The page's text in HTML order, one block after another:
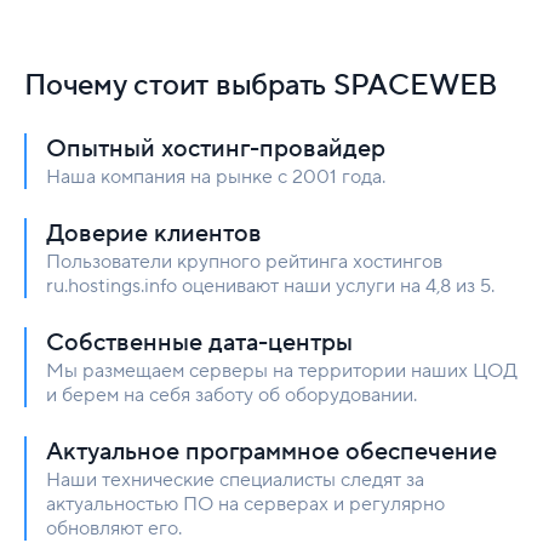
Почему стоит выбрать SPACEWEB
Опытный хостинг-провайдер
Наша компания на рынке с 2001 года.
Доверие клиентов
Пользователи крупного рейтинга хостингов
ru.hostings.info оценивают наши услуги на 4,8 из 5.
Собственные дата-центры
Мы размещаем серверы на территории наших ЦОД
и берем на себя заботу об оборудовании.
Актуальное программное обеспечение
Наши технические специалисты следят за
актуальностью ПО на серверах и регулярно
обновляют его.